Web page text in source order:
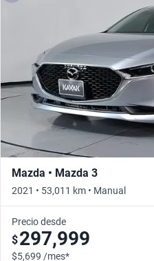
Mazda • Mazda 3
2021 • 53,011 km • Manual
Precio desde
$297,999
$5,699 /mes*